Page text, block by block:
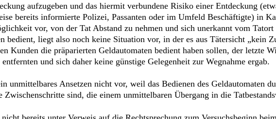
aufzugeben und das hiermit verbundene Risiko einer Entdeckung
bereits informierte Polizei, Passanten oder im Umfeld Beschäftigte) in
vor, von der Tat Abstand zu nehmen und sich unerkannt vom
bedient, liegt also noch keine Situation vor, in der es aus Tätersicht „kein
Kunden die präparierten Geldautomaten bedient haben sollen, der letzte
und sich daher keine günstige Gelegenheit zur Wegnahme ergab.
Ansetzen nicht vor, weil das Bedienen des Geldautomaten
Zwischenschritte sind, die einem unmittelbaren Übergang in die